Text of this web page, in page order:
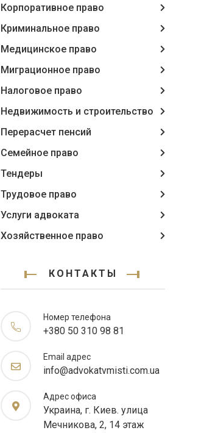
Корпоративное право
Криминальное право
Медицинское право
Миграционное право
Налоговое право
Недвижимость и строительство
Перерасчет пенсий
Семейное право
Тендеры
Трудовое право
Услуги адвоката
Хозяйственное право
КОНТАКТЫ
Номер телефона
+380 50 310 98 81
Email адрес
info@advokatvmisti.com.ua
Адрес офиса
Украина, г. Киев. улица
Мечникова, 2, 14 этаж